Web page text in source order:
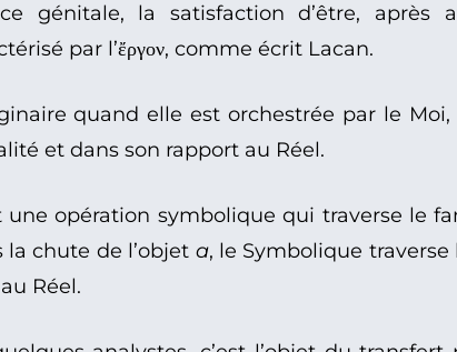
génitale, la satisfaction d’être,
par l’ἔργον, comme écrit Lacan.
quand elle est orchestrée par le Moi,
et dans son rapport au Réel.
une opération symbolique qui traverse le
chute de l’objet a, le Symbolique traverse
Réel.